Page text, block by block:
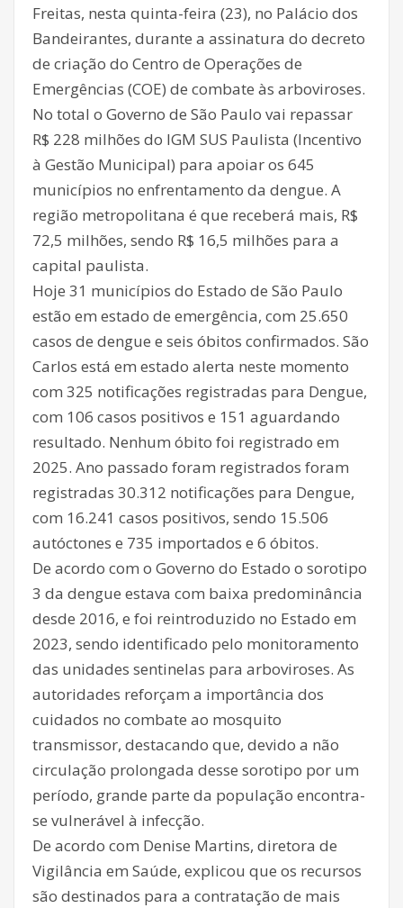
Freitas, nesta quinta-feira (23), no Palácio dos
Bandeirantes, durante a assinatura do decreto
de criação do Centro de Operações de
Emergências (COE) de combate às arboviroses.
No total o Governo de São Paulo vai repassar
R$ 228 milhões do IGM SUS Paulista (Incentivo
à Gestão Municipal) para apoiar os 645
municípios no enfrentamento da dengue. A
região metropolitana é que receberá mais, R$
72,5 milhões, sendo R$ 16,5 milhões para a
capital paulista.
Hoje 31 municípios do Estado de São Paulo
estão em estado de emergência, com 25.650
casos de dengue e seis óbitos confirmados. São
Carlos está em estado alerta neste momento
com 325 notificações registradas para Dengue,
com 106 casos positivos e 151 aguardando
resultado. Nenhum óbito foi registrado em
2025. Ano passado foram registrados foram
registradas 30.312 notificações para Dengue,
com 16.241 casos positivos, sendo 15.506
autóctones e 735 importados e 6 óbitos.
De acordo com o Governo do Estado o sorotipo
3 da dengue estava com baixa predominância
desde 2016, e foi reintroduzido no Estado em
2023, sendo identificado pelo monitoramento
das unidades sentinelas para arboviroses. As
autoridades reforçam a importância dos
cuidados no combate ao mosquito
transmissor, destacando que, devido a não
circulação prolongada desse sorotipo por um
período, grande parte da população encontra-
se vulnerável à infecção.
De acordo com Denise Martins, diretora de
Vigilância em Saúde, explicou que os recursos
são destinados para a contratação de mais